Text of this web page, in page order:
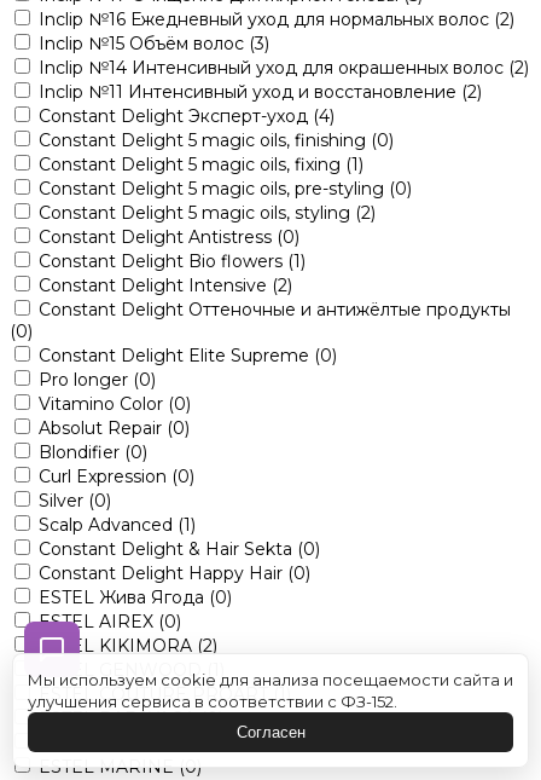
Inclip №16 Ежедневный уход для нормальных волос (2)
Inclip №15 Объём волос (3)
Inclip №14 Интенсивный уход для окрашенных волос (2)
Inclip №11 Интенсивный уход и восстановление (2)
Constant Delight Эксперт-уход (4)
Constant Delight 5 magic oils, finishing (0)
Constant Delight 5 magic oils, fixing (1)
Constant Delight 5 magic oils, pre-styling (0)
Constant Delight 5 magic oils, styling (2)
Constant Delight Antistress (0)
Constant Delight Bio flowers (1)
Constant Delight Intensive (2)
Constant Delight Оттеночные и антижёлтые продукты
(0)
Constant Delight Elite Supreme (0)
Pro longer (0)
Vitamino Color (0)
Absolut Repair (0)
Blondifier (0)
Curl Expression (0)
Silver (0)
Scalp Advanced (1)
Constant Delight & Hair Sekta (0)
Constant Delight Happy Hair (0)
ESTEL Жива Ягода (0)
ESTEL AIREX (0)
ESTEL KIKIMORA (2)
ESTEL GENWOOD
ESTEL COUTURE PROART
ESTEL BABAYAGA(0)
ESTEL MARINE(0)
Мы используем cookie для анализа посещаемости сайта и
улучшения сервиса в соответствии с ФЗ-152.
Согласен